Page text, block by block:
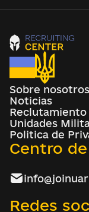
Sobre nosotros
Noticias
Reclutamiento
Unidades
Politica de
Centro
Redes